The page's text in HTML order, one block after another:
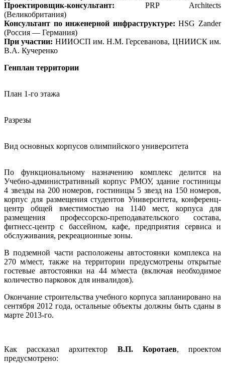
Проектировщик-консультант: PRP Architects
(Великобритания)
Консультант по инженерной инфраструктуре: HSG Zander
(Россия — Германия)
При участии: НИИОСП им. Н.М. Герсеванова, ЦНИИСК им.
В.А. Кучеренко
Генплан территории
План 1-го этажа
Разрезы
Вид основных корпусов олимпийского университета
По функциональному назначению комплекс делится на
Учебно-административный корпус РМОУ, здание гостиницы
4 звезды на 200 номеров, гостиницы 5 звезд на 150 номеров,
корпус для размещения студентов Университета, конференц-
центр общей вместимостью на 1140 мест, корпуса для
размещения профессорско-преподавательского состава,
фитнесс-центр с бассейном, кафе, предприятия сервиса и
обслуживания, рекреационные зоны.
В подземной части расположены автостоянки комплекса на
270 м/мест, также на территории предусмотрены открытые
гостевые автостоянки на 44 м/места (включая необходимое
количество парковок для инвалидов).
Окончание строительства учебного корпуса запланировано на
сентября 2012 года, остальные объекты должны быть сданы в
марте 2013-го.
Как рассказал архитектор В.П. Коротаев, проектом
предусмотрено: